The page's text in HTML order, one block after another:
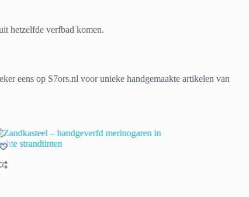
hetzelfde verfbad komen.
eens op S7ors.nl voor unieke handgemaakte artikelen van